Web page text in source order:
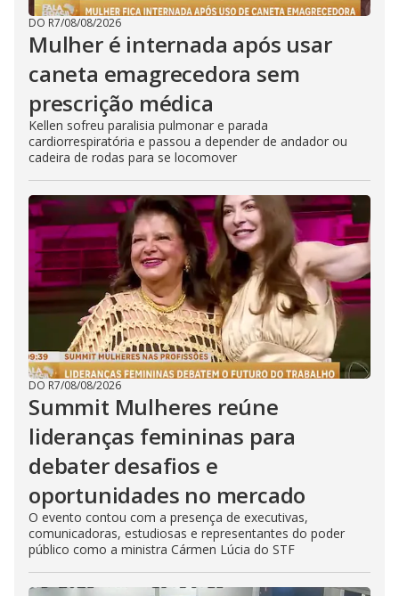
DO R7/08/08/2026
Mulher é internada após usar
caneta emagrecedora sem
prescrição médica
Kellen sofreu paralisia pulmonar e parada
cardiorrespiratória e passou a depender de andador ou
cadeira de rodas para se locomover
DO R7/08/08/2026
Summit Mulheres reúne
lideranças femininas para
debater desafios e
oportunidades no mercado
O evento contou com a presença de executivas,
comunicadoras, estudiosas e representantes do poder
público como a ministra Cármen Lúcia do STF